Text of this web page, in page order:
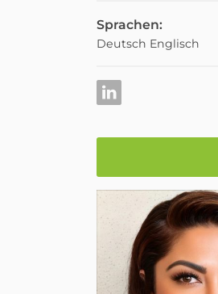
Sprachen:
Deutsch Englisch